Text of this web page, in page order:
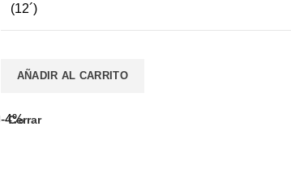
(12´)
AÑADIR AL CARRITO
-4%
Cerrar